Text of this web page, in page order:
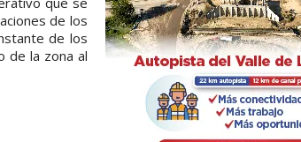
de los
de los
de la zona al